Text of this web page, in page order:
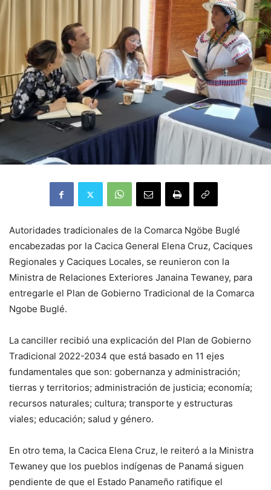
Autoridades tradicionales de la Comarca Ngöbe Buglé
encabezadas por la Cacica General Elena Cruz, Caciques
Regionales y Caciques Locales, se reunieron con la
Ministra de Relaciones Exteriores Janaina Tewaney, para
entregarle el Plan de Gobierno Tradicional de la Comarca
Ngobe Buglé.
La canciller recibió una explicación del Plan de Gobierno
Tradicional 2022-2034 que está basado en 11 ejes
fundamentales que son: gobernanza y administración;
tierras y territorios; administración de justicia; economía;
recursos naturales; cultura; transporte y estructuras
viales; educación; salud y género.
En otro tema, la Cacica Elena Cruz, le reiteró a la Ministra
Tewaney que los pueblos indígenas de Panamá siguen
pendiente de que el Estado Panameño ratifique el